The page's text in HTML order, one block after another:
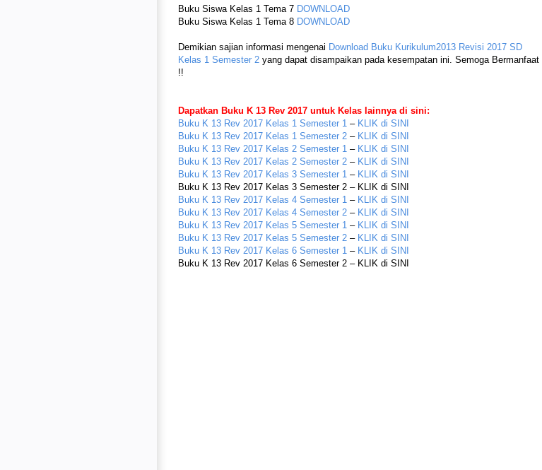
Buku Siswa Kelas 1 Tema 7 DOWNLOAD
Buku Siswa Kelas 1 Tema 8 DOWNLOAD
Demikian sajian informasi mengenai Download Buku Kurikulum2013 Revisi 2017 SD
Kelas 1 Semester 2 yang dapat disampaikan pada kesempatan ini. Semoga Bermanfaat
!!
Dapatkan Buku K 13 Rev 2017 untuk Kelas lainnya di sini:
Buku K 13 Rev 2017 Kelas 1 Semester 1 – KLIK di SINI
Buku K 13 Rev 2017 Kelas 1 Semester 2 – KLIK di SINI
Buku K 13 Rev 2017 Kelas 2 Semester 1 – KLIK di SINI
Buku K 13 Rev 2017 Kelas 2 Semester 2 – KLIK di SINI
Buku K 13 Rev 2017 Kelas 3 Semester 1 – KLIK di SINI
Buku K 13 Rev 2017 Kelas 3 Semester 2 – KLIK di SINI
Buku K 13 Rev 2017 Kelas 4 Semester 1 – KLIK di SINI
Buku K 13 Rev 2017 Kelas 4 Semester 2 – KLIK di SINI
Buku K 13 Rev 2017 Kelas 5 Semester 1 – KLIK di SINI
Buku K 13 Rev 2017 Kelas 5 Semester 2 – KLIK di SINI
Buku K 13 Rev 2017 Kelas 6 Semester 1 – KLIK di SINI
Buku K 13 Rev 2017 Kelas 6 Semester 2 – KLIK di SINI